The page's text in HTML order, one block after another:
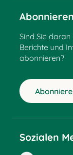
Abonnieren
Sind Sie
Berichte und
abonnieren?
Sozialen